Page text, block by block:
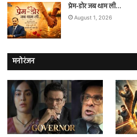
प्रेम-डोर जब थाम ली…
August 1, 2026
मनोरंजन